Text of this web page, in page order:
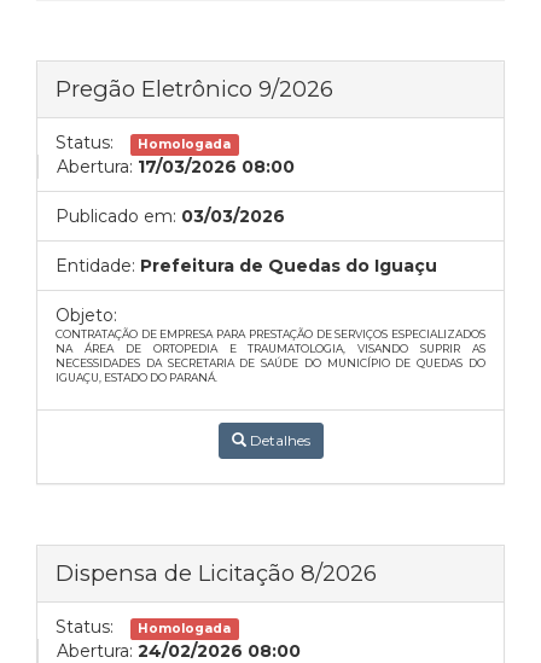
Pregão Eletrônico 9/2026
Status: Homologada
Abertura: 17/03/2026 08:00
Publicado em: 03/03/2026
Entidade: Prefeitura de Quedas do Iguaçu
Objeto:
CONTRATAÇÃO DE EMPRESA PARA PRESTAÇÃO DE SERVIÇOS ESPECIALIZADOS
NA ÁREA DE ORTOPEDIA E TRAUMATOLOGIA, VISANDO SUPRIR AS
NECESSIDADES DA SECRETARIA DE SAÚDE DO MUNICÍPIO DE QUEDAS DO
IGUAÇU, ESTADO DO PARANÁ.
Detalhes
Dispensa de Licitação 8/2026
Status: Homologada
Abertura: 24/02/2026 08:00